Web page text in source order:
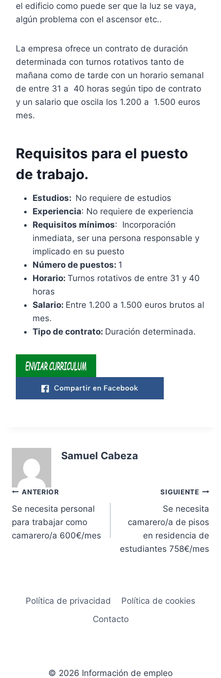
el edificio como puede ser que la luz se vaya,
algún problema con el ascensor etc..
La empresa ofrece un contrato de duración
determinada con turnos rotativos tanto de
mañana como de tarde con un horario semanal
de entre 31 a 40 horas según tipo de contrato
y un salario que oscila los 1.200 a 1.500 euros
mes.
Requisitos para el puesto
de trabajo.
Estudios: No requiere de estudios
Experiencia: No requiere de experiencia
Requisitos mínimos: Incorporación
inmediata, ser una persona responsable y
implicado en su puesto
Número de puestos: 1
Horario: Turnos rotativos de entre 31 y 40
horas
Salario: Entre 1.200 a 1.500 euros brutos al
mes.
Tipo de contrato: Duración determinada.
Samuel Cabeza
Navegación
de
entradas
ANTERIOR
Se necesita personal
para trabajar como
camarero/a 600€/mes
SIGUIENTE
Se necesita
camarero/a de pisos
en residencia de
estudiantes 758€/mes
Política de privacidad
Política de cookies
Contacto
© 2026 Información de empleo